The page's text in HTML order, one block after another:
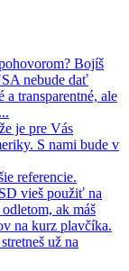
Bojíš
nebude dať
transparentné, ale
je pre Vás
S nami bude v
referencie.
vieš použiť na
ak máš
na kurz plavčíka.
už na